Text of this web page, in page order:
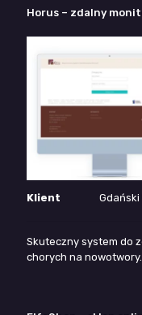
Horus – zdalny
Klient
Skuteczny system do
chorych na nowotwory.